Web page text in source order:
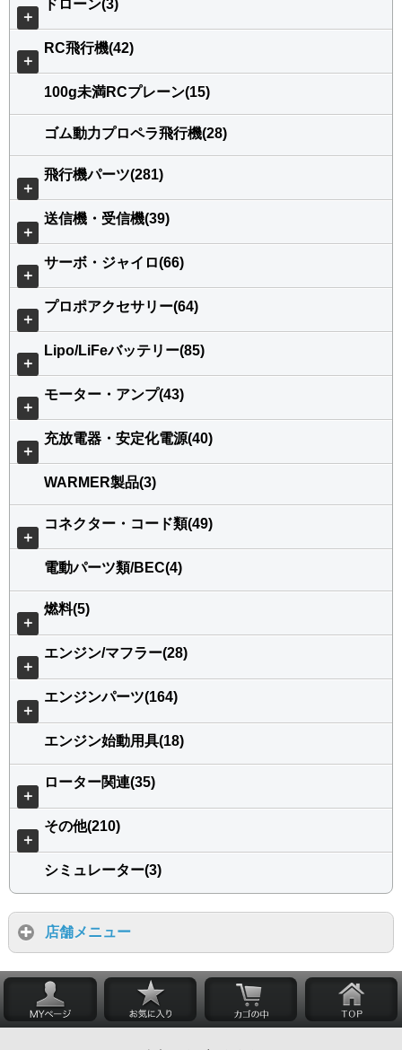
＋
ドローン(3)
＋
RC飛行機(42)
100g未満RCプレーン(15)
ゴム動力プロペラ飛行機(28)
＋
飛行機パーツ(281)
＋
送信機・受信機(39)
＋
サーボ・ジャイロ(66)
＋
プロポアクセサリー(64)
＋
Lipo/LiFeバッテリー(85)
＋
モーター・アンプ(43)
＋
充放電器・安定化電源(40)
WARMER製品(3)
＋
コネクター・コード類(49)
電動パーツ類/BEC(4)
＋
燃料(5)
＋
エンジン/マフラー(28)
＋
エンジンパーツ(164)
エンジン始動用具(18)
＋
ローター関連(35)
＋
その他(210)
シミュレーター(3)
店舗メニュー